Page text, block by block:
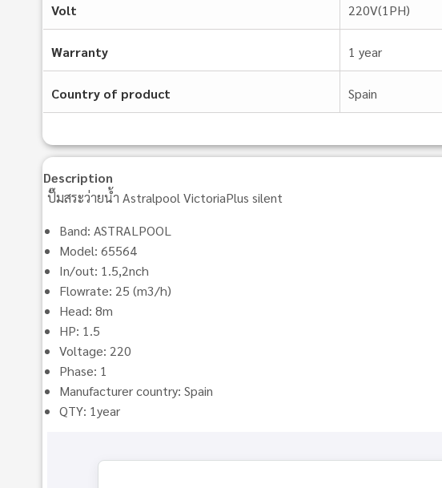
Volt 220V(1PH)
Warranty 1 year
Country of product Spain
Description
ปั๊มสระว่ายน้ำ Astralpool VictoriaPlus silent
Band: ASTRALPOOL
Model: 65564
In/out: 1.5,2nch
Flowrate: 25 (m3/h)
Head: 8m
HP: 1.5
Voltage: 220
Phase: 1
Manufacturer country: Spain
QTY: 1year